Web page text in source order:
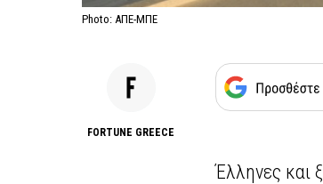
Photo: ΑΠΕ-ΜΠΕ
FORTUNE GREECE
Έλληνες και